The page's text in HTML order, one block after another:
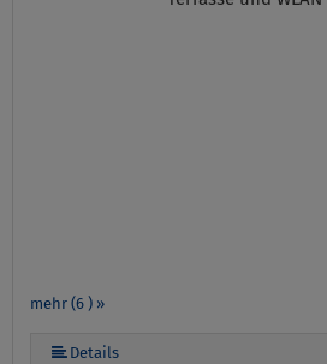
mehr (6 ) »
mehr (6 ) »
mehr (6 ) »
Details